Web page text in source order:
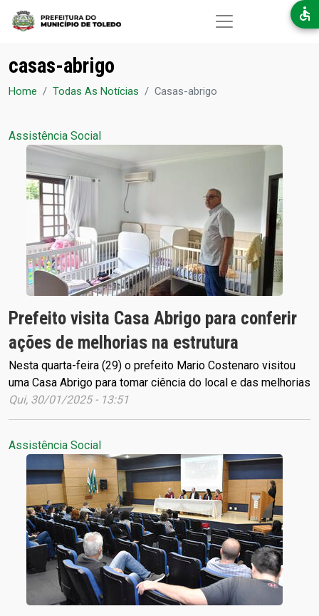
Pular para o conteúdo principal
casas-abrigo
Home Todas As Notícias Casas-abrigo
Assistência Social
Prefeito visita Casa Abrigo para conferir
ações de melhorias na estrutura
Nesta quarta-feira (29) o prefeito Mario Costenaro visitou
uma Casa Abrigo para tomar ciência do local e das melhorias
Qui, 30/01/2025 - 13:51
Assistência Social